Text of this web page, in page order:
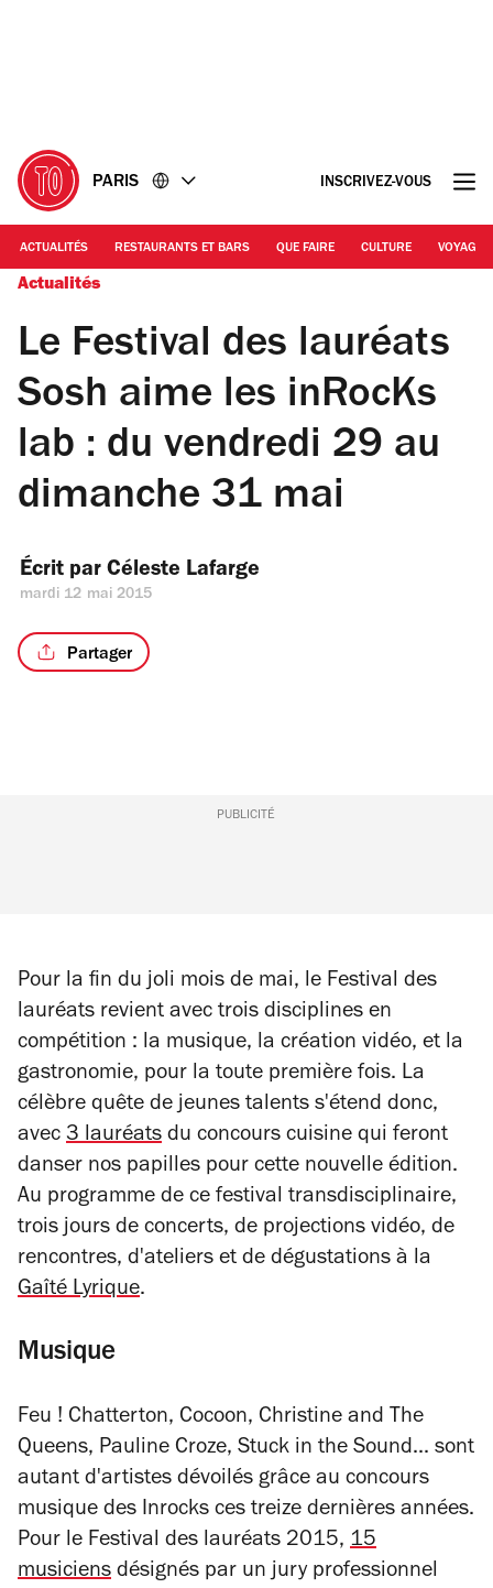
PARIS INSCRIVEZ-VOUS
ACTUALITÉS RESTAURANTS ET BARS QUE FAIRE CULTURE VOYAGE
Actualités
Le Festival des lauréats
Sosh aime les inRocKs
lab : du vendredi 29 au
dimanche 31 mai
Écrit par Céleste Lafarge
mardi 12 mai 2015
Partager
PUBLICITÉ
Pour la fin du joli mois de mai, le Festival des
lauréats revient avec trois disciplines en
compétition : la musique, la création vidéo, et la
gastronomie, pour la toute première fois. La
célèbre quête de jeunes talents s'étend donc,
avec 3 lauréats du concours cuisine qui feront
danser nos papilles pour cette nouvelle édition.
Au programme de ce festival transdisciplinaire,
trois jours de concerts, de projections vidéo, de
rencontres, d'ateliers et de dégustations à la
Gaîté Lyrique.
Musique
Feu ! Chatterton, Cocoon, Christine and The
Queens, Pauline Croze, Stuck in the Sound... sont
autant d'artistes dévoilés grâce au concours
musique des Inrocks ces treize dernières années.
Pour le Festival des lauréats 2015, 15
musiciens désignés par un jury professionnel